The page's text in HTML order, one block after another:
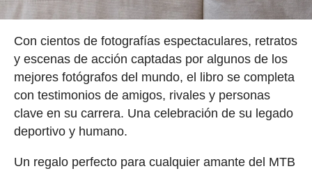
Con cientos de fotografías espectaculares, retratos
y escenas de acción captadas por algunos de los
mejores fotógrafos del mundo, el libro se completa
con testimonios de amigos, rivales y personas
clave en su carrera. Una celebración de su legado
deportivo y humano.
Un regalo perfecto para cualquier amante del MTB